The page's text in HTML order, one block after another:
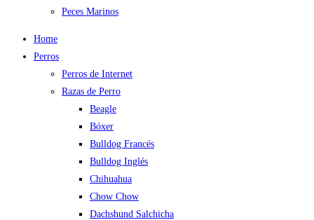
Peces Marinos
Home
Perros
Perros de Internet
Razas de Perro
Beagle
Bóxer
Bulldog Francés
Bulldog Inglés
Chihuahua
Chow Chow
Dachshund Salchicha